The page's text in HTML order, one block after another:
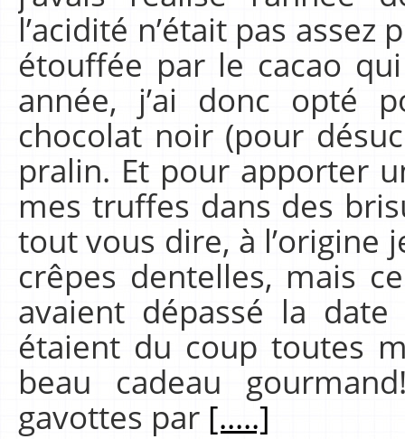
l’acidité n’était pas
étouffée par le cacao
année, j’ai donc opté
chocolat noir (pour
pralin. Et pour apporter
mes truffes dans des
tout vous dire, à l’origine
crêpes dentelles, mais
avaient dépassé la
étaient du coup toutes
beau cadeau
gavottes par [.....]